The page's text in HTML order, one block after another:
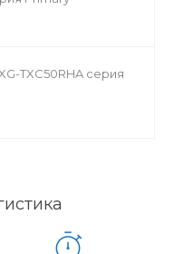
TXC50RHA серия